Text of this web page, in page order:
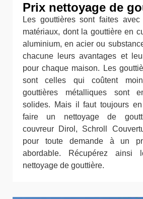
Prix nettoyage de
Les gouttières sont faites
matériaux, dont la gouttière en
aluminium, en acier ou
chacune leurs avantages et
pour chaque maison. Les
sont celles qui coûtent
gouttières métalliques sont
solides. Mais il faut toujours
faire un nettoyage de
couvreur Dirol, Schroll
pour toute demande à un
abordable. Récupérez ainsi
nettoyage de gouttière.